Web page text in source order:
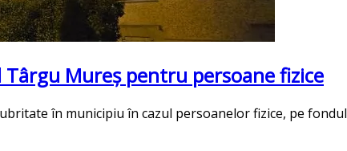
Mureş pentru persoane fizice
în municipiu în cazul persoanelor fizice, pe fondul